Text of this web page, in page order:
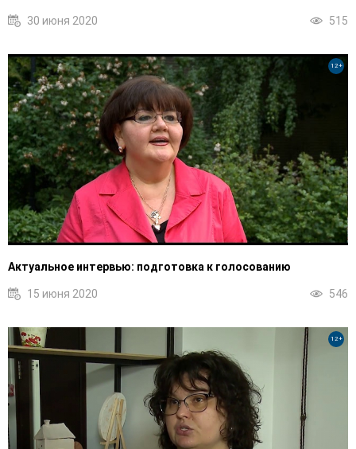
30 июня 2020 515
Актуальное интервью: подготовка к голосованию
15 июня 2020 546
12+
12+